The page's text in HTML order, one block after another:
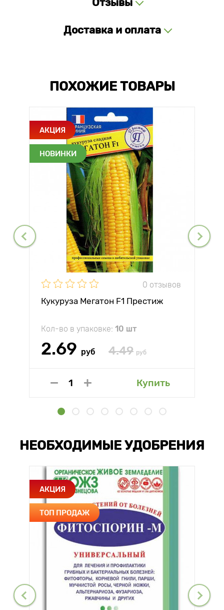
Доставка и оплата
ПОХОЖИЕ ТОВАРЫ
АКЦИЯ
НОВИНКИ
0 отзывов
Кукуруза Мегатон F1 Престиж
Кол-во в упаковке: 10 шт
2.69 руб 4.49 руб
Купить
НЕОБХОДИМЫЕ УДОБРЕНИЯ
АКЦИЯ
ТОП ПРОДАЖ